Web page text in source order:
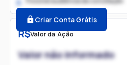
R$Valor da Ação
Valor não informado
2.
Criar Conta Grátis